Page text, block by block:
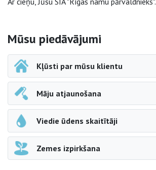
Sāna navigācija
Mūsu piedāvājumi
Kļūsti par mūsu klientu
Māju atjaunošana
Viedie ūdens skaitītāji
Zemes izpirkšana